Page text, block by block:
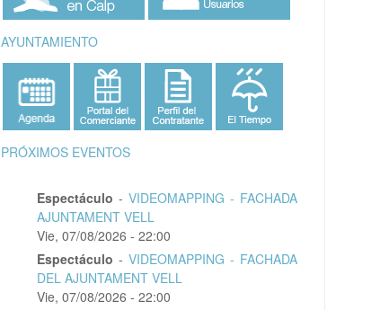
AYUNTAMIENTO
PRÓXIMOS EVENTOS
Espectáculo - VIDEOMAPPING - FACHADA
AJUNTAMENT VELL
Vie, 07/08/2026 - 22:00
Espectáculo - VIDEOMAPPING - FACHADA
DEL AJUNTAMENT VELL
Vie, 07/08/2026 - 22:00